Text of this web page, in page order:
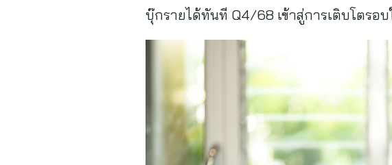
บุ๊กรายได้ทันที Q4/68 เข้าสู่การเติบโตรอ